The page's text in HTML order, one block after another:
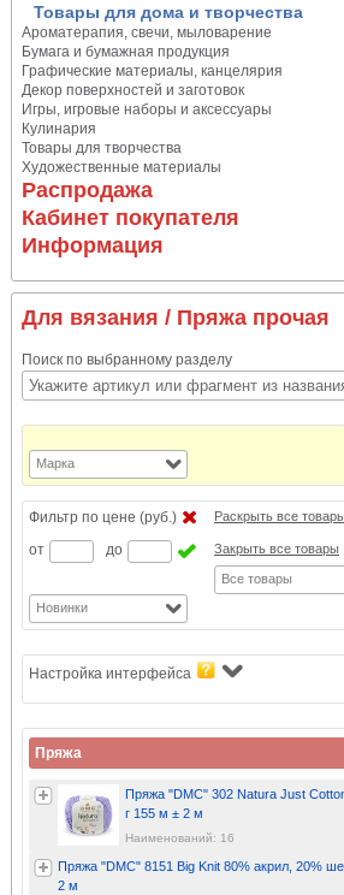
Товары для дома и творчества
Ароматерапия, свечи, мыловарение
Бумага и бумажная продукция
Графические материалы, канцелярия
Декор поверхностей и заготовок
Игры, игровые наборы и аксессуары
Кулинария
Товары для творчества
Художественные материалы
Распродажа
Кабинет покупателя
Информация
Для вязания / Пряжа прочая
Поиск по выбранному разделу
Марка
Фильтр по цене (руб.)
от
до
Раскрыть все
Закрыть все товары
Все товары
Новинки
Настройка интерфейса
Пряжа
Пряжа "DMC" 302 Natura Just
г 155 м ± 2 м
Наименований: 16
Пряжа "DMC" 8151 Big Knit 80% акрил, 20%
2 м